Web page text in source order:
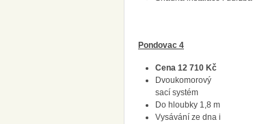
Pondovac 4
Cena 12 710 Kč
Dvoukomorový
sací systém
Do hloubky 1,8 m
Vysávání ze dna i